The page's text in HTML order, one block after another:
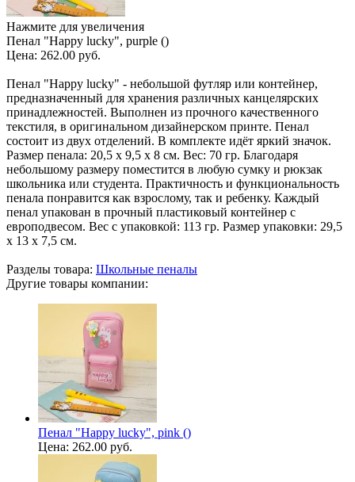
Нажмите для увеличения
Пенал "Happy lucky", purple ()
Цена: 262.00 руб.
Пенал "Happy lucky" - небольшой футляр или контейнер,
предназначенный для хранения различных канцелярских
принадлежностей. Выполнен из прочного качественного
текстиля, в оригинальном дизайнерском принте. Пенал
состоит из двух отделений. В комплекте идёт яркий значок.
Размер пенала: 20,5 х 9,5 х 8 см. Вес: 70 гр. Благодаря
небольшому размеру поместится в любую сумку и рюкзак
школьника или студента. Практичность и функциональность
пенала понравится как взрослому, так и ребенку. Каждый
пенал упакован в прочный пластиковый контейнер с
европодвесом. Вес с упаковкой: 113 гр. Размер упаковки: 29,5
х 13 х 7,5 см.
Разделы товара: Школьные пеналы
Другие товары компании:
Пенал "Happy lucky", pink ()
Цена: 262.00 руб.